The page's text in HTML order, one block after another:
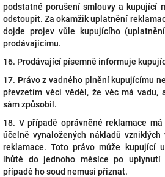
podstatné porušení smlouvy a kupující
odstoupit. Za okamžik uplatnění
dojde projev vůle kupujícího
prodávajícímu.
16. Prodávající písemně informuje
17. Právo z vadného plnění kupujícímu
převzetím věci věděl, že věc má vadu,
sám způsobil.
18. V případě oprávněné reklamace
účelně vynaložených nákladů
reklamace. Toto právo může kupující
lhůtě do jednoho měsíce po uplynutí
případě ho soud nemusí přiznat.